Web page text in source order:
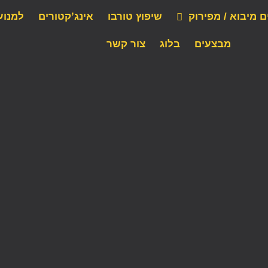
מיבוא / מפירוק שיפוץ טורבו אינג’קטורים
מבצעים בלוג צור קשר